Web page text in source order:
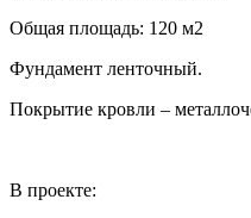
Общая площадь: 120 м2
Фундамент ленточный.
Покрытие кровли –
В проекте: